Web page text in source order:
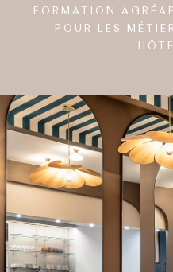
FORMATION
POUR LES